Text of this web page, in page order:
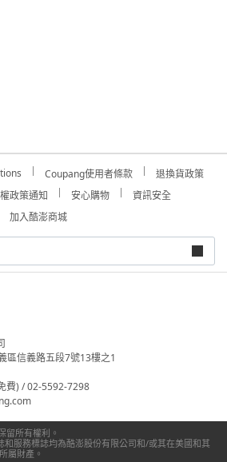
Coupang使用者條款
退換貨政策
政策通知 安心購物
資訊安全
加入酷澎商城
區信義路五段7號13樓之1
費) / 02-5592-7298
所有權利。
和服務標誌均為酷澎股份有限公司和/或其在美國和其
屬財產。